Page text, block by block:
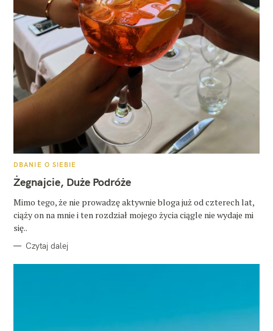
K
T
E
O
R
I
DBANIE O SIEBIE
Żegnajcie, Duże Podróże
Mimo tego, że nie prowadzę aktywnie bloga już od czterech lat,
ciąży on na mnie i ten rozdział mojego życia ciągle nie wydaje mi
się..
Czytaj dalej